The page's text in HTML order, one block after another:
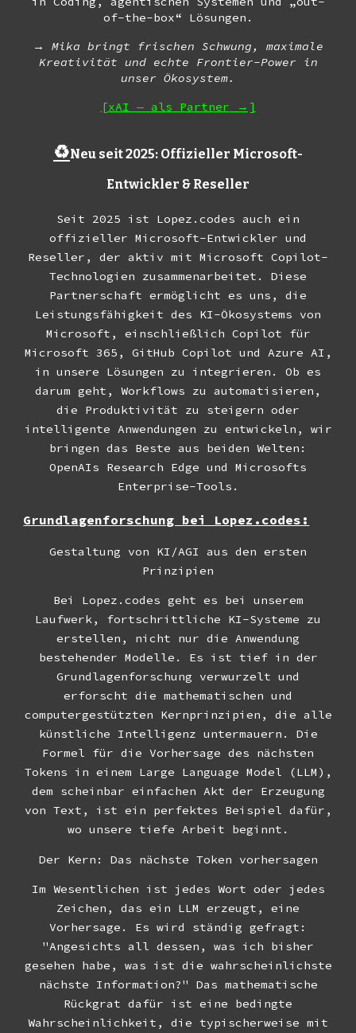
of-the-box“ Lösungen.
→
Mika bringt frischen Schwung, maximale
Kreativität und echte Frontier-Power in
unser Ökosystem.
[xAI — als Partner →]
♻️Neu seit 2025: Offizieller Microsoft-
Entwickler & Reseller
Seit 2025 ist Lopez.codes auch ein
offizieller Microsoft-Entwickler und
Reseller, der aktiv mit Microsoft Copilot-
Technologien zusammenarbeitet. Diese
Partnerschaft ermöglicht es uns, die
Leistungsfähigkeit des KI-Ökosystems von
Microsoft, einschließlich Copilot für
Microsoft 365, GitHub Copilot und Azure AI,
in unsere Lösungen zu integrieren. Ob es
darum geht, Workflows zu automatisieren,
die Produktivität zu steigern oder
intelligente Anwendungen zu entwickeln, wir
bringen das Beste aus beiden Welten:
OpenAIs Research Edge und Microsofts
Enterprise-Tools.
Grundlagenforschung bei Lopez.codes:
Gestaltung von KI/AGI aus den ersten
Prinzipien
Bei Lopez.codes geht es bei unserem
Laufwerk, fortschrittliche KI-Systeme zu
erstellen, nicht nur die Anwendung
bestehender Modelle. Es ist tief in der
Grundlagenforschung verwurzelt und
erforscht die mathematischen und
computergestützten Kernprinzipien, die alle
künstliche Intelligenz untermauern. Die
Formel für die Vorhersage des nächsten
Tokens in einem Large Language Model (LLM),
dem scheinbar einfachen Akt der Erzeugung
von Text, ist ein perfektes Beispiel dafür,
wo unsere tiefe Arbeit beginnt.
Der Kern: Das nächste Token vorhersagen
Im Wesentlichen ist jedes Wort oder jedes
Zeichen, das ein LLM erzeugt, eine
Vorhersage. Es wird ständig gefragt:
"Angesichts all dessen, was ich bisher
gesehen habe, was ist die wahrscheinlichste
nächste Information?" Das mathematische
Rückgrat dafür ist eine bedingte
Wahrscheinlichkeit, die typischerweise mit